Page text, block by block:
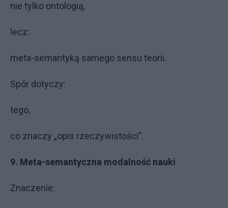
nie tylko ontologią,
lecz:
meta-semantyką samego sensu teorii.
Spór dotyczy:
tego,
co znaczy „opis rzeczywistości”.
9. Meta-semantyczna modalność nauki
Znaczenie: